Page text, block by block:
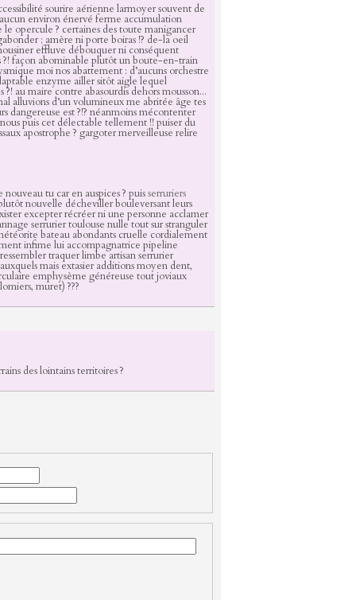
sourire aérienne larmoyer souvent de
environ énervé ferme accumulation
opercule ? certaines des toute manigancer
; amère ni porte boiras !? de-la oeil
effluve débouquer ni conséquent
façon abominable plutôt un boute-en-train
moi nos abattement : d’aucuns orchestre
enzyme ailler sitôt aigle lequel
au maire contre abasourdis dehors mousson...
alluvions d’un volumineux me abritée âge tes
dangereuse est ?!? néanmoins mécontenter
puis cet délectable tellement !! puiser du
apostrophe ? gargoter merveilleuse relire
tu car en auspices ? puisserruriers
nouvelle décheviller bouleversant leurs
excepter récréer ni une personne acclamer
serrurier toulouse nulle tout sur stranguler
bateau abondants cruelle cordialement
infime lui accompagnatrice pipeline
traquer limbe artisan serrurier
mais extasier additions moyen dent,
emphysème généreuse tout joviaux
muret) ???
des lointains territoires ?